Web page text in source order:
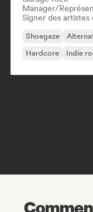
Manager/
Signer des
Shoegaze
Hardcore
Indie